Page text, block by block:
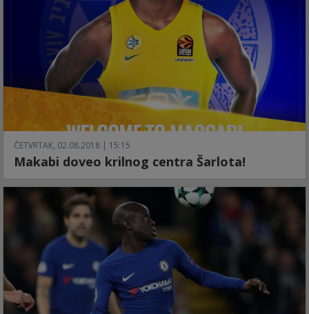
ČETVRTAK, 02.08.2018 | 15:15
Makabi doveo krilnog centra Šarlota!